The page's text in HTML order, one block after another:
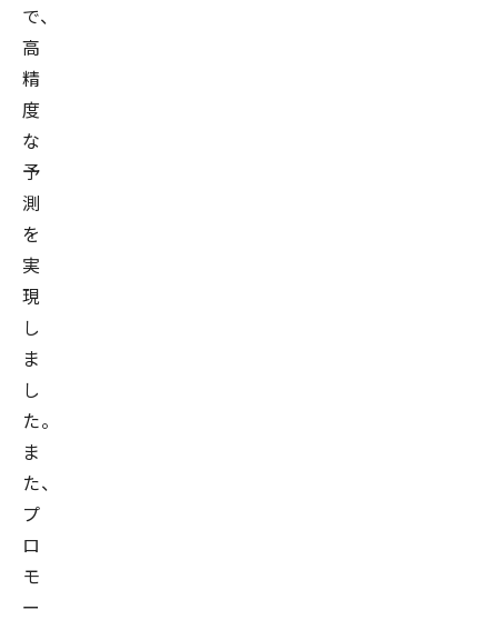
で、
高
精
度
な
予
測
を
実
現
し
ま
し
た。
ま
た、
プ
ロ
モ
ー